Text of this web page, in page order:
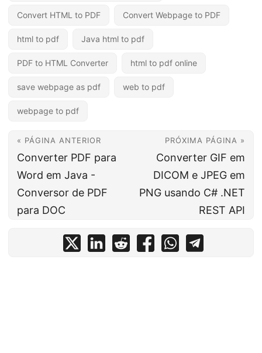
Convert HTML to PDF Convert Webpage to PDF
html to pdf Java html to pdf
PDF to HTML Converter html to pdf online
save webpage as pdf web to pdf
webpage to pdf
« PÁGINA ANTERIOR
Converter PDF para
Word em Java -
Conversor de PDF
para DOC
PRÓXIMA PÁGINA »
Converter GIF em
DICOM e JPEG em
PNG usando C# .NET
REST API